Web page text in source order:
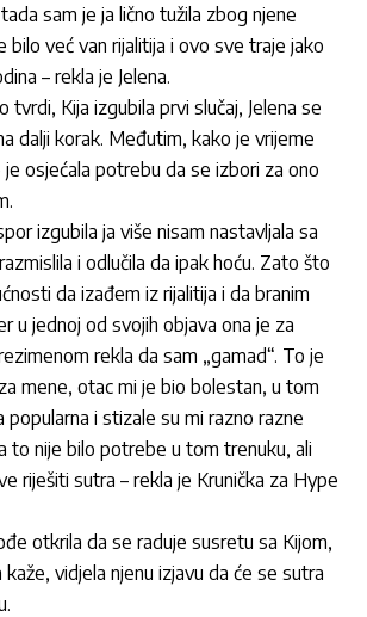
sam je ja lično tužila zbog njene
bilo već van rijalitija i ovo sve traje jako
– rekla je Jelena.
tvrdi, Kija izgubila prvi slučaj, Jelena se
dalji korak. Međutim, kako je vrijeme
osjećala potrebu da se izbori za ono
izgubila ja više nisam nastavljala sa
i odlučila da ipak hoću. Zato što
da izađem iz rijalitija i da branim
u jednoj od svojih objava ona je za
rekla da sam „gamad“. To je
mene, otac mi je bio bolestan, u tom
popularna i stizale su mi razno razne
to nije bilo potrebe u tom trenuku, ali
riješiti sutra – rekla je Krunička za Hype
otkrila da se raduje susretu sa Kijom,
vidjela njenu izjavu da će se sutra